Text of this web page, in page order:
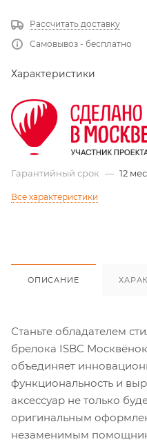
Рассчитать доставку
Самовывоз - бесплатно
Характеристики
Гарантийный срок — 12
Все характеристики
ОПИСАНИЕ
Станьте обладателем
брелока ISBC
объединяет
функциональность и
аксессуар не только
оригинальным
незаменимым